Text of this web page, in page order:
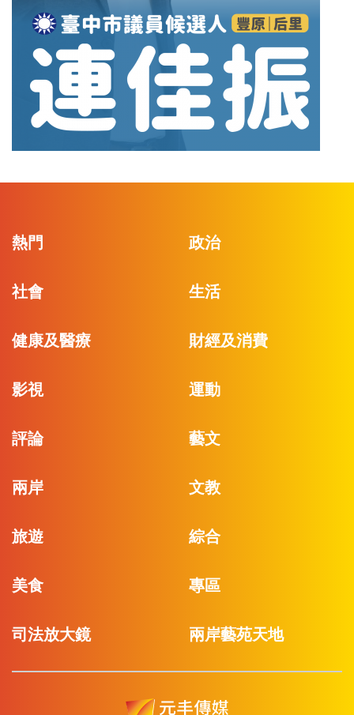
熱門 政治
社會 生活
健康及醫療 財經及消費
影視 運動
評論 藝文
兩岸 文教
旅遊 綜合
美食 專區
司法放大鏡 兩岸藝苑天地